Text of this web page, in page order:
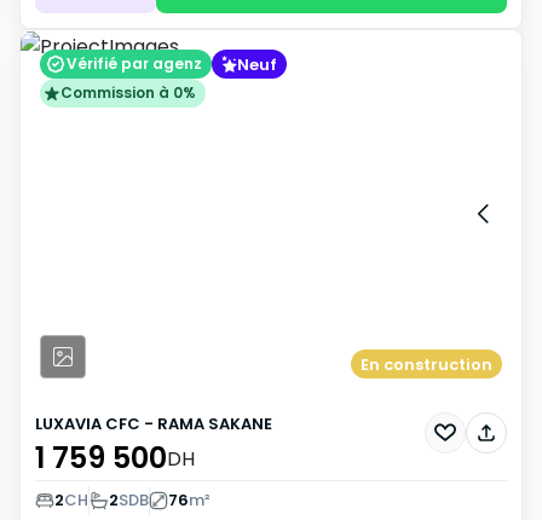
Vérifié par agenz Neuf
Commission à 0%
En construction
LUXAVIA CFC - RAMA SAKANE
1 759 500DH
2CH 2SDB 76m²